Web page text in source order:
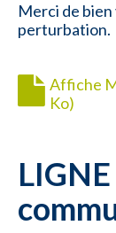
Merci de
perturbation.
Affiche
Ko)